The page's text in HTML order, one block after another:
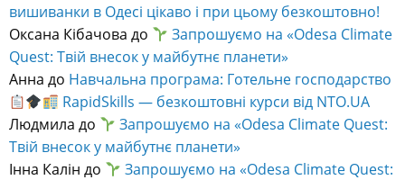
вишиванки в Одесі цікаво і при цьому безкоштовно!
Оксана Кібачова до
Запрошуємо на «Odesa Climate
Quest: Твій внесок у майбутнє планети»
Анна до Навчальна програма: Готельне господарство
RapidSkills — безкоштовні курси від NTO.UA
Людмила до
Запрошуємо на «Odesa Climate Quest:
Твій внесок у майбутнє планети»
Інна Калін до
Запрошуємо на «Odesa Climate Quest: